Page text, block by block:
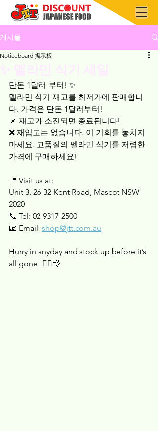
게시물
Noticeboard 掲示板
단돈 1달러 부터! ✨
멜라민 식기 재고를 최저가에 판매합니
다. 가격은 단돈 1달러부터!
📌 재고가 소진되면 종료됩니다!
❌ 재입고는 없습니다. 이 기회를 놓치지
마세요. 고품질의 멜라민 식기를 저렴한
가격에 구매하세요!
📍 Visit us at:
Unit 3, 26-32 Kent Road, Mascot NSW
2020
📞 Tel: 02-9317-2500
📧 Email: shop@jtt.com.au
Hurry in anyday and stock up before it’s
all gone! 🏃‍♀️💨